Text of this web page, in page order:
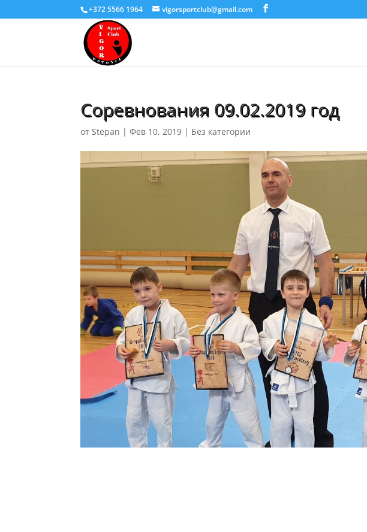
+372 5566 1964 vigorsportclub@gmail.com
Соревнования 09.02.2019 год
отStepan |Фев 10, 2019 | Без категории